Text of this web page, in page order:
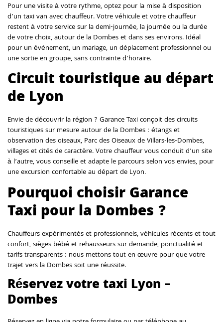
Pour une visite à votre rythme, optez pour la mise à disposition
d’un taxi van avec chauffeur. Votre véhicule et votre chauffeur
restent à votre service sur la demi-journée, la journée ou la durée
de votre choix, autour de la Dombes et dans ses environs. Idéal
pour un événement, un mariage, un déplacement professionnel ou
une sortie en groupe, sans contrainte d’horaire.
Circuit touristique au départ
de Lyon
Envie de découvrir la région ? Garance Taxi conçoit des circuits
touristiques sur mesure autour de la Dombes : étangs et
observation des oiseaux, Parc des Oiseaux de Villars-les-Dombes,
villages et cités de caractère. Votre chauffeur vous conduit d’un site
à l’autre, vous conseille et adapte le parcours selon vos envies, pour
une excursion confortable au départ de Lyon.
Pourquoi choisir Garance
Taxi pour la Dombes ?
Chauffeurs expérimentés et professionnels, véhicules récents et tout
confort, sièges bébé et rehausseurs sur demande, ponctualité et
tarifs transparents : nous mettons tout en œuvre pour que votre
trajet vers la Dombes soit une réussite.
Réservez votre taxi Lyon –
Dombes